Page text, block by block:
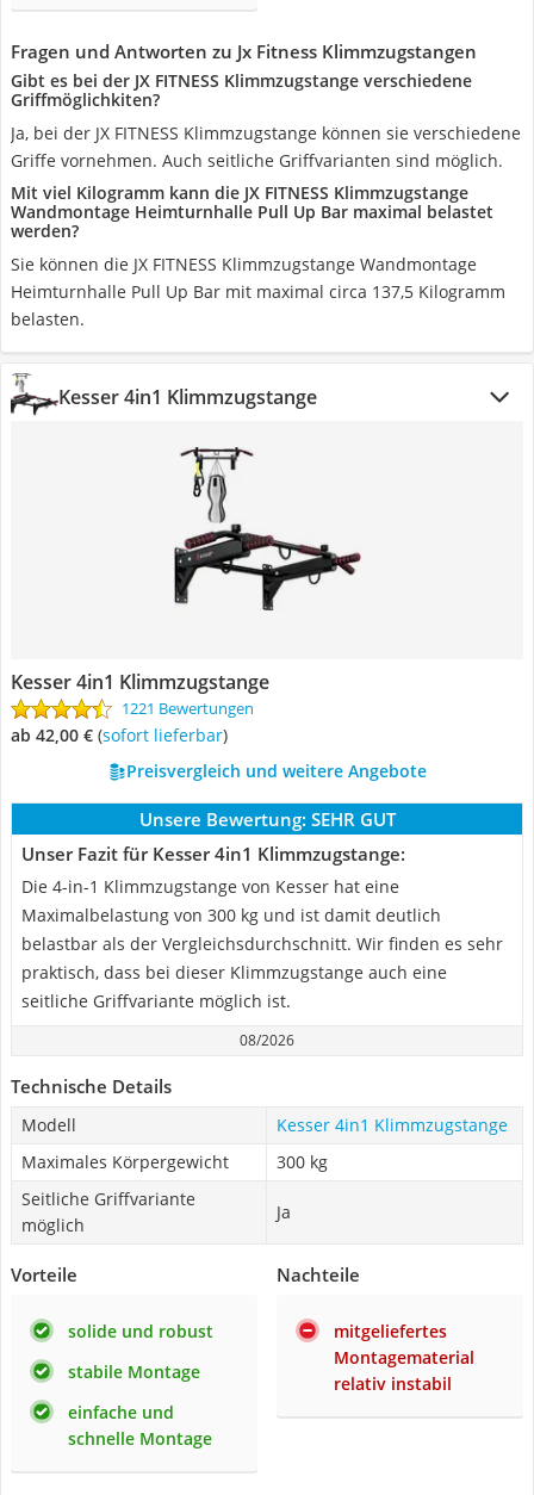
Fragen und Antworten zu Jx Fitness Klimmzugstangen
Gibt es bei der JX FITNESS Klimmzugstange verschiedene
Griffmöglichkiten?
Ja, bei der JX FITNESS Klimmzugstange können sie verschiedene
Griffe vornehmen. Auch seitliche Griffvarianten sind möglich.
Mit viel Kilogramm kann die JX FITNESS Klimmzugstange
Wandmontage Heimturnhalle Pull Up Bar maximal belastet
werden?
Sie können die JX FITNESS Klimmzugstange Wandmontage
Heimturnhalle Pull Up Bar mit maximal circa 137,5 Kilogramm
belasten.
Kesser 4in1 Klimmzugstange
Kesser 4in1 Klimmzugstange
1221 Bewertungen
ab 42,00 € ( Sofort lieferbar)
Preisvergleich und weitere Angebote
Unsere Bewertung: SEHR GUT
Unser Fazit für Kesser 4in1 Klimmzugstange:
Die 4-in-1 Klimmzugstange von Kesser hat eine
Maximalbelastung von 300 kg und ist damit deutlich
belastbar als der Vergleichsdurchschnitt. Wir finden es sehr
praktisch, dass bei dieser Klimmzugstange auch eine
seitliche Griffvariante möglich ist.
08/2026
Technische Details
Modell
Kesser 4in1 Klimmzugstange
Maximales Körpergewicht
300 kg
Seitliche Griffvariante
möglich
Ja
Vorteile
solide und robust
stabile Montage
einfache und
schnelle Montage
Nachteile
mitgeliefertes
Montagematerial
relativ instabil